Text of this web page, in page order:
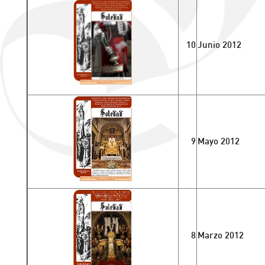
10 Junio 2012
9 Mayo 2012
8 Marzo 2012